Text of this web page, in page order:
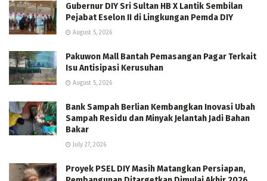
Gubernur DIY Sri Sultan HB X Lantik Sembilan
Pejabat Eselon II di Lingkungan Pemda DIY
August 5, 2026
Pakuwon Mall Bantah Pemasangan Pagar Terkait
Isu Antisipasi Kerusuhan
August 5, 2026
Bank Sampah Berlian Kembangkan Inovasi Ubah
Sampah Residu dan Minyak Jelantah Jadi Bahan
Bakar
July 27, 2026
Proyek PSEL DIY Masih Matangkan Persiapan,